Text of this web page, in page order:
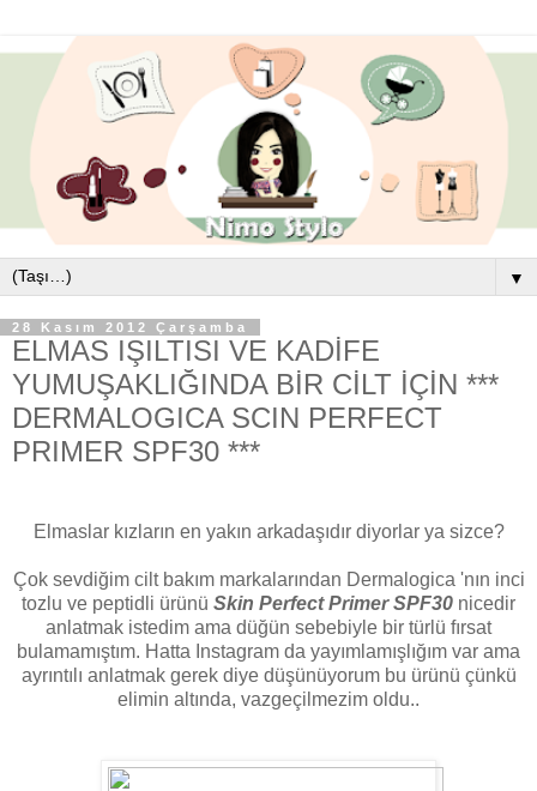
▼
28 Kasım 2012 Çarşamba
ELMAS IŞILTISI VE KADİFE
YUMUŞAKLIĞINDA BİR CİLT İÇİN ***
DERMALOGICA SCIN PERFECT
PRIMER SPF30 ***
Elmaslar kızların en yakın arkadaşıdır diyorlar ya sizce?
Çok sevdiğim cilt bakım markalarından Dermalogica 'nın inci
tozlu ve peptidli ürünü Skin Perfect Primer SPF30 nicedir
anlatmak istedim ama düğün sebebiyle bir türlü fırsat
bulamamıştım. Hatta Instagram da yayımlamışlığım var ama
ayrıntılı anlatmak gerek diye düşünüyorum bu ürünü çünkü
elimin altında, vazgeçilmezim oldu..